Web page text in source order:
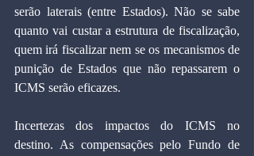
serão laterais (entre Estados). Não se sabe
quanto vai custar a estrutura de fiscalização,
quem irá fiscalizar nem se os mecanismos de
punição de Estados que não repassarem o
ICMS serão eficazes.
Incertezas dos impactos do ICMS no
destino. As compensações pelo Fundo de